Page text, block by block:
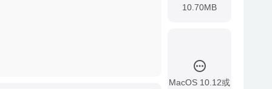
10.70MB
MacOS 10.12或